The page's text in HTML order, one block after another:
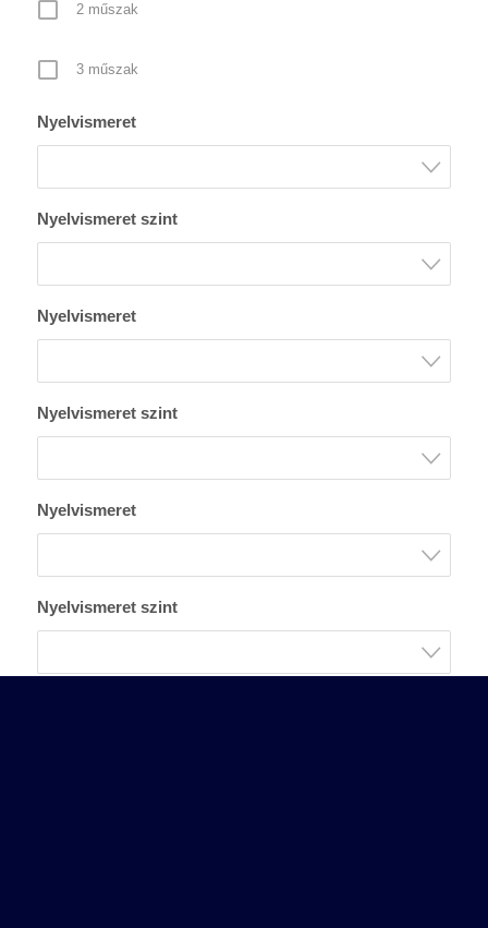
2 műszak
3 műszak
Nyelvismeret
Nyelvismeret szint
Nyelvismeret
Nyelvismeret szint
Nyelvismeret
Nyelvismeret szint